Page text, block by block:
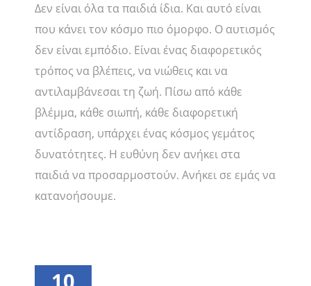
Δεν είναι όλα τα παιδιά ίδια. Και αυτό είναι
που κάνει τον κόσμο πιο όμορφο. Ο αυτισμός
δεν είναι εμπόδιο. Είναι ένας διαφορετικός
τρόπος να βλέπεις, να νιώθεις και να
αντιλαμβάνεσαι τη ζωή. Πίσω από κάθε
βλέμμα, κάθε σιωπή, κάθε διαφορετική
αντίδραση, υπάρχει ένας κόσμος γεμάτος
δυνατότητες. Η ευθύνη δεν ανήκει στα
παιδιά να προσαρμοστούν. Ανήκει σε εμάς να
κατανοήσουμε.